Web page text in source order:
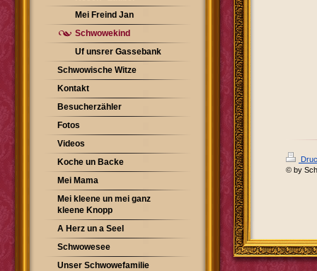
© by
Mei Freind Jan
Schwowekind
Uf unsrer Gassebank
Schwowische Witze
Kontakt
Besucherzähler
Fotos
Videos
Koche un Backe
Mei Mama
Mei kleene un mei ganz
kleene Knopp
A Herz un a Seel
Schwowesee
Unser Schwowefamilie